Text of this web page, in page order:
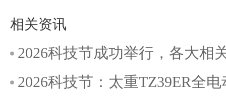
相关资讯
2026科技节成功举行，各大相
2026科技节：太重TZ39ER全